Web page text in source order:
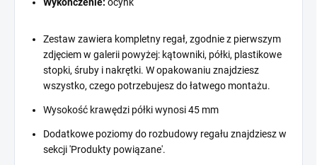
Zestaw zawiera kompletny regał, zgodnie z pierwszym
zdjęciem w galerii powyżej: kątowniki, półki, plastikowe
stopki, śruby i nakrętki. W opakowaniu znajdziesz
wszystko, czego potrzebujesz do łatwego montażu.
Wysokość krawędzi półki wynosi 45 mm
Dodatkowe poziomy do rozbudowy regału znajdziesz w
sekcji 'Produkty powiązane'.